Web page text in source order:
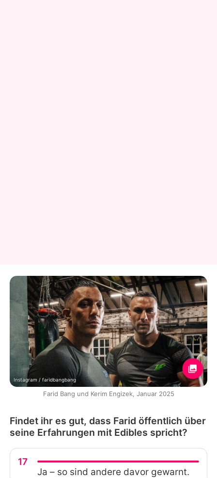
Instagram / faridbangbang
Farid Bang und Kerim Engizek, Januar 2025
Findet ihr es gut, dass Farid öffentlich über
seine Erfahrungen mit Edibles spricht?
17
Ja – so sind andere davor gewarnt.